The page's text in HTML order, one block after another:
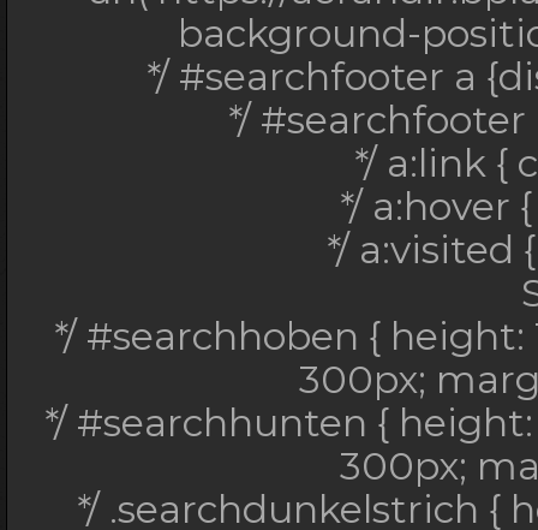
*/ a:hover {
*/ a:visited {
*/ #searchhoben
#eeeeee; width:
*/ #searchhunten
#eeeeee; width:
*/
#cccccc; width:
*/
#cccccc; width:
background-
*/ #searchfooter a
*/ #searchfooter
*/ a:link {
*/ a:hover
*/ a:visited
*/ #searchhoben {
300px;
*/ #searchhunten {
300px;
*/ .searchdunkelstrich {